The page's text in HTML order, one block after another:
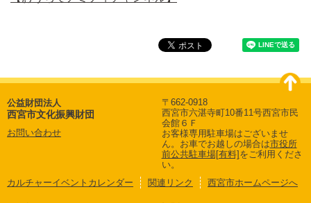
公益財団法人
西宮市文化振興財団
お問い合わせ
カルチャーイベントカレンダー 関連リンク 西宮市ホームページへ
〒662-0918
西宮市六湛寺町10番11号西宮市民
会館６Ｆ
お客様専用駐車場はございませ
ん。 お車でお越しの場合は市役所
前公共駐車場[有料] をご利用くださ
い。